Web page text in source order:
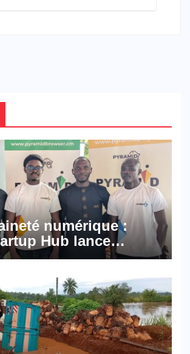
numérique :
Hub lance
Browser et Pyramid
made in